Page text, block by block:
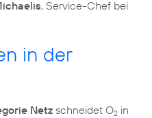
, Service-Chef bei
in der
Netz schneidet O2 in